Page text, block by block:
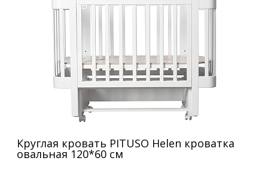
Круглая кровать PITUSO Helen кроватка
овальная 120*60 см